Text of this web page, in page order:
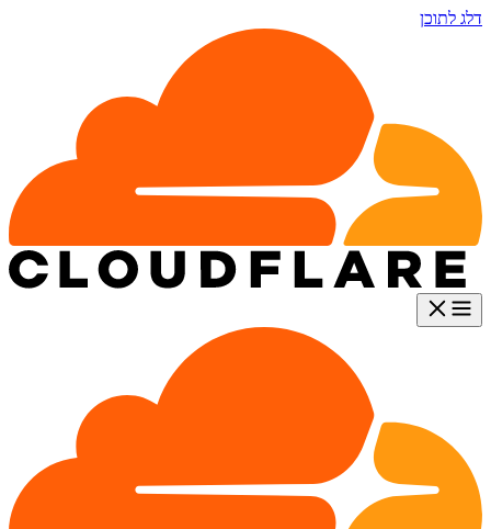
דלג לתוכן